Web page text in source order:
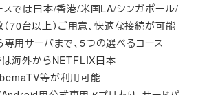
スでは日本/香港/米国LA/シンガポール/
70台以上）ご用意、快適な接続が可能
用サーバまで、5つの選べるコース
は海外からNETFLIX日本
等が利用可能